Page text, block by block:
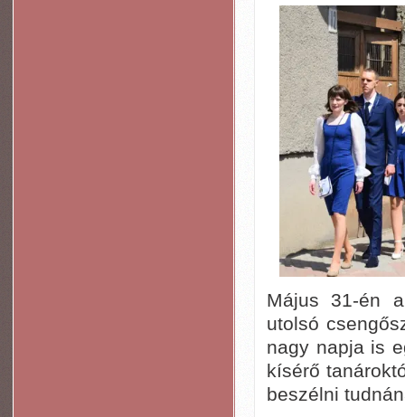
Május 31-én
utolsó
nagy napja is
kísérő
beszélni